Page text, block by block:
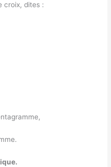
croix, dites :